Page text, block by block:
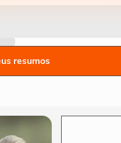
resumos